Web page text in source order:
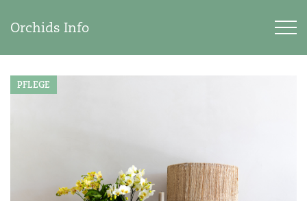
Orchids Info
PFLEGE